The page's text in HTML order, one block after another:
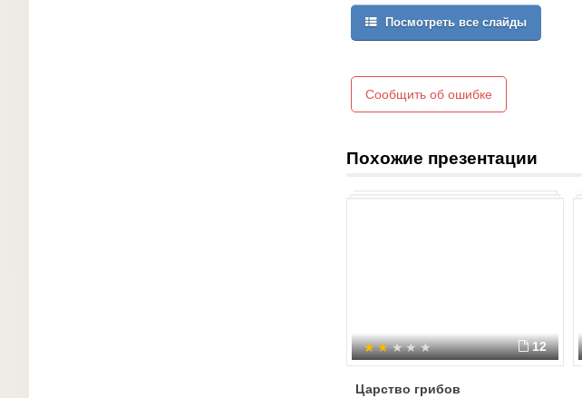
Посмотреть все слайды
Сообщить об ошибке
Похожие презентации
12
Царство грибов